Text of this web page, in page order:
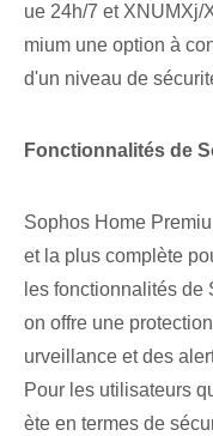
ue 24h/7 et XNUMXj/
mium une option à
d'un niveau de
Fonctionnalités de
Sophos⁣ Home
et la plus complète‌
les fonctionnalités de
on offre une
urveillance et des
Pour les utilisateurs
ète en termes de